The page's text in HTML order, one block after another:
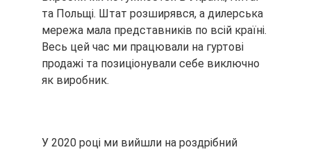
та Польщі. Штат розширявся, а дилерська
мережа мала представників по всій країні.
Весь цей час ми працювали на гуртові
продажі та позиціонували себе виключно
як виробник.
У 2020 році ми вийшли на роздрібний